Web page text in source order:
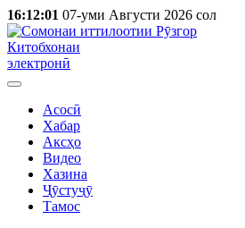
16:12:01 07-уми Августи 2026 сол
Китобхонаи
электронӣ
Асосӣ
Хабар
Аксҳо
Видео
Хазина
Ҷӯстуҷӯ
Тамос